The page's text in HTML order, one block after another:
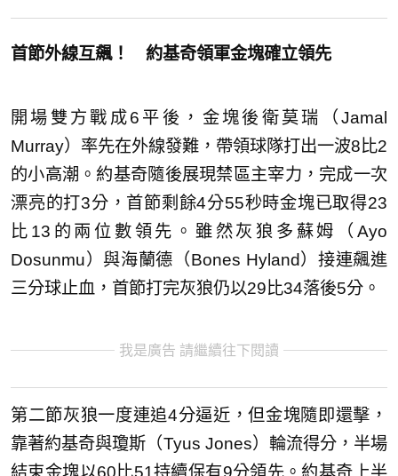
首節外線互飆！ 約基奇領軍金塊確立領先
開場雙方戰成6平後，金塊後衛莫瑞（Jamal
Murray）率先在外線發難，帶領球隊打出一波8比2
的小高潮。約基奇隨後展現禁區主宰力，完成一次
漂亮的打3分，首節剩餘4分55秒時金塊已取得23
比13的兩位數領先。雖然灰狼多蘇姆（Ayo
Dosunmu）與海蘭德（Bones Hyland）接連飆進
三分球止血，首節打完灰狼仍以29比34落後5分。
我是廣告 請繼續往下閱讀
第二節灰狼一度連追4分逼近，但金塊隨即還擊，
靠著約基奇與瓊斯（Tyus Jones）輪流得分，半場
結束金塊以60比51持續保有9分領先。約基奇上半